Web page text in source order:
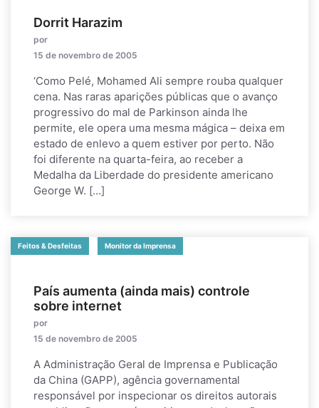
Dorrit Harazim
por
15 de novembro de 2005
‘Como Pelé, Mohamed Ali sempre rouba qualquer
cena. Nas raras aparições públicas que o avanço
progressivo do mal de Parkinson ainda lhe
permite, ele opera uma mesma mágica – deixa em
estado de enlevo a quem estiver por perto. Não
foi diferente na quarta-feira, ao receber a
Medalha da Liberdade do presidente americano
George W. […]
Feitos & Desfeitas Monitor da Imprensa
País aumenta (ainda mais) controle
sobre internet
por
15 de novembro de 2005
A Administração Geral de Imprensa e Publicação
da China (GAPP), agência governamental
responsável por inspecionar os direitos autorais